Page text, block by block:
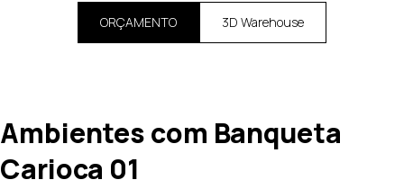
ORÇAMENTO 3D Warehouse
Ambientes com Banqueta
Carioca 01